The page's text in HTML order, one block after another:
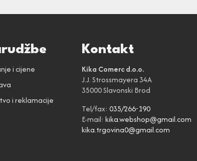
i cijene
i reklamacije
Kontakt
Kika Comerc d.o.o.
J.J. Strossmayera 34A
35000 Slavonski Brod
Tel/fax: 035/266-190
E-mail: kika.webshop@gmail.com
kika.trgovina0@gmail.com